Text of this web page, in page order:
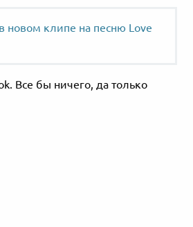
новом клипе на песню Love
Все бы ничего, да только